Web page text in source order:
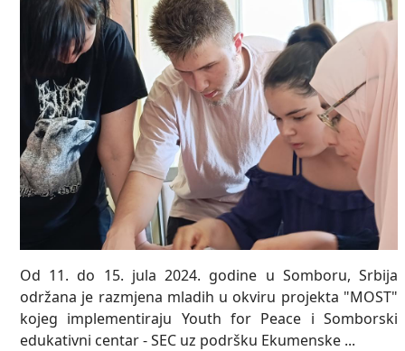
Od 11. do 15. jula 2024. godine u Somboru, Srbija
održana je razmjena mladih u okviru projekta "MOST"
kojeg implementiraju Youth for Peace i Somborski
edukativni centar - SEC uz podršku Ekumenske ...